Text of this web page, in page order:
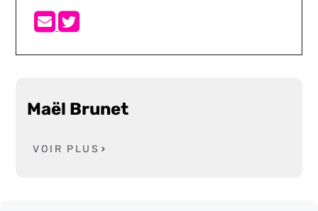
Maël Brunet
VOIR PLUS